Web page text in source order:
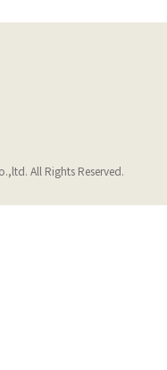
All Rights Reserved.